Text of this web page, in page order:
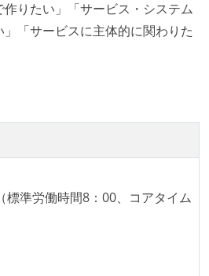
有しており、日常的に実施して
ップミーティング、またはそれ
ち合わせを行っている
リバリー）を行っている
コードのマージは Pull Request
作りたい」「サービス・システム
「サービスに主体的に関わりた
標準労働時間8：00、コアタイム